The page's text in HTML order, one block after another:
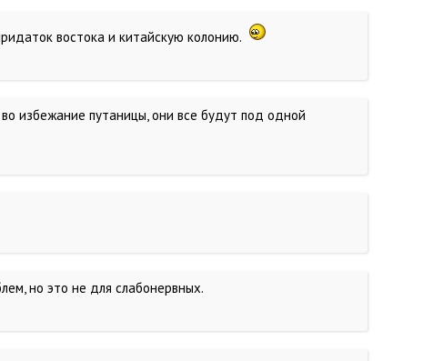
востока и китайскую колонию.
избежание путаницы, они все будут под одной
но это не для слабонервных.